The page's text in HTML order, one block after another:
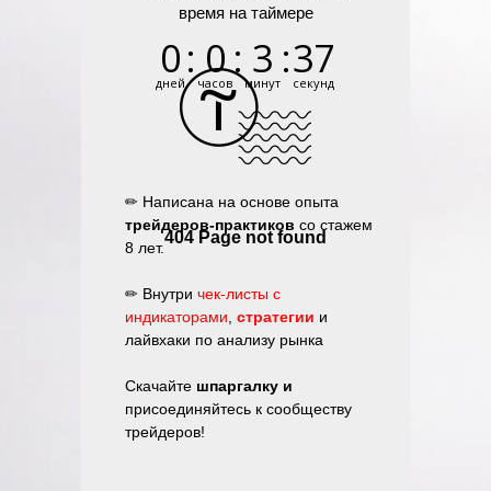
✏ Написана на основе опыта
трейдеров-практиков со стажем
8 лет.
✏ Внутри чек-листы с
индикаторами стратегии и
лайвхаки по анализу рынка
Скачайте шпаргалку и
присоединяйтесь к сообществу
трейдеров!
время на таймере
0
дней : 0
часов: 3
минут :37
секунд